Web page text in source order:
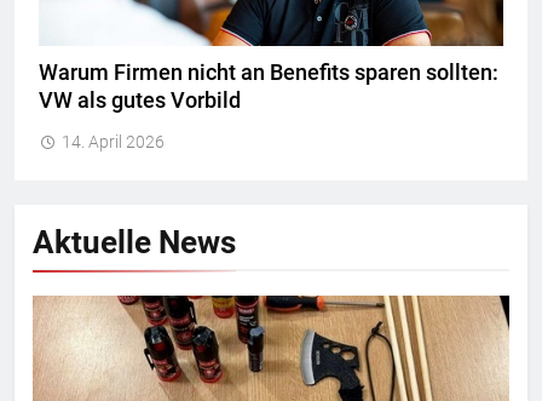
Warum Firmen nicht an Benefits sparen sollten:
VW als gutes Vorbild
14. April 2026
Aktuelle News